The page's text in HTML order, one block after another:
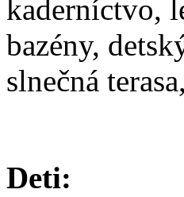
kaderníctvo,
bazény,
slnečná
Deti: